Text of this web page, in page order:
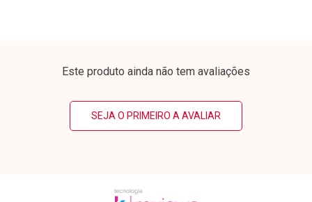
Este produto ainda não tem avaliações
SEJA O PRIMEIRO A AVALIAR